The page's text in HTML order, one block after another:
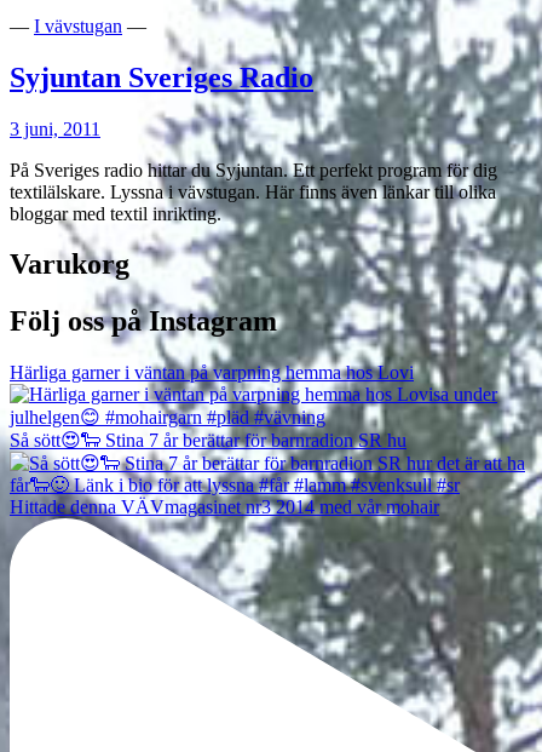
— I vävstugan —
Syjuntan Sveriges Radio
3 juni, 2011
På Sveriges radio hittar du Syjuntan. Ett perfekt program för dig
textilälskare. Lyssna i vävstugan. Här finns även länkar till olika
bloggar med textil inrikting.
Varukorg
Följ oss på Instagram
Härliga garner i väntan på varpning hemma hos Lovi
Så sött😍🐑 Stina 7 år berättar för barnradion SR hu
Hittade denna VÄVmagasinet nr3 2014 med vår mohair